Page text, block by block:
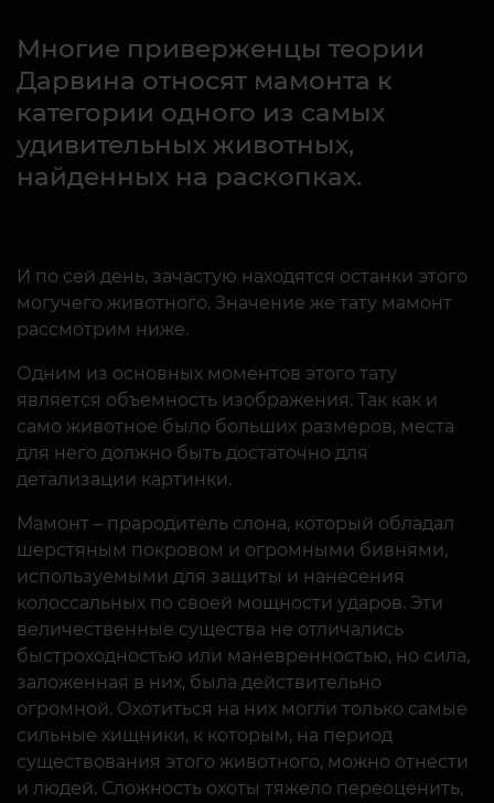
Многие приверженцы теории
Дарвина относят мамонта к
категории одного из самых
удивительных животных,
найденных на раскопках.
И по сей день, зачастую находятся останки этого
могучего животного. Значение же тату мамонт
рассмотрим ниже.
Одним из основных моментов этого тату
является объемность изображения. Так как и
само животное было больших размеров, места
для него должно быть достаточно для
детализации картинки.
Мамонт – прародитель слона, который обладал
шерстяным покровом и огромными бивнями,
используемыми для защиты и нанесения
колоссальных по своей мощности ударов. Эти
величественные существа не отличались
быстроходностью или маневренностью, но сила,
заложенная в них, была действительно
огромной. Охотиться на них могли только самые
сильные хищники, к которым, на период
существования этого животного, можно отнести
и людей. Сложность охоты тяжело переоценить,